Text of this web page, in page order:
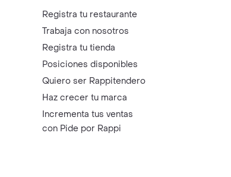
Registra tu restaurante
Trabaja con nosotros
Registra tu tienda
Posiciones disponibles
Quiero ser Rappitendero
Haz crecer tu marca
Incrementa tus ventas
con Pide por Rappi